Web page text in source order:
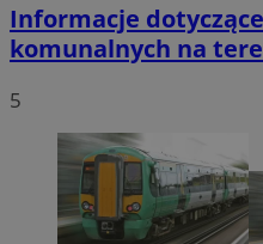
Informacje
komunalnych na
5